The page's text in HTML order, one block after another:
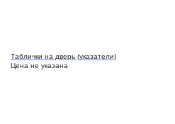
Таблички на дверь (указатели)
Цена не указана